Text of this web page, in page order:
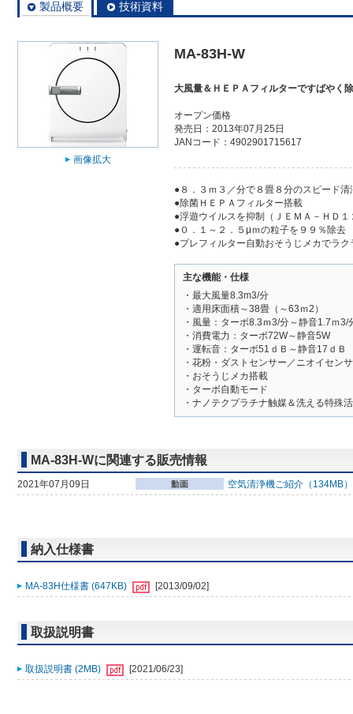
製品概要 技術資料
画像拡大
MA-83H-W
大風量＆ＨＥＰＡフィルターですばやく
オープン価格
発売日：2013年07月25日
JANコード：4902901715617
●８．３ｍ３／分で８畳８分のスピード清
●除菌ＨＥＰＡフィルター搭載
●浮遊ウイルスを抑制（ＪＥＭＡ－ＨＤ１
●０．１～２．５μｍの粒子を９９％除去
●プレフィルター自動おそうじメカでラク
主な機能・仕様
・最大風量8.3m3/分
・適用床面積～38畳（～63ｍ2）
・風量：ターボ8.3ｍ3/分～静音1.7ｍ3/
・消費電力：ターボ72W～静音5W
・運転音：ターボ51ｄＢ～静音17ｄＢ
・花粉・ダストセンサー／ニオイセン
・おそうじメカ搭載
・ターボ自動モード
・ナノテクプラチナ触媒＆洗える特殊
MA-83H-Wに関連する販売情報
2021年07月09日 空気清浄機ご紹介（134MB
納入仕様書
MA-83H仕様書 (647KB) [2013/09/02]
取扱説明書
取扱説明書 (2MB) [2021/06/23]